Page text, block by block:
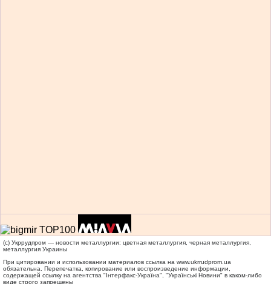
(c) Укррудпром — новости металлургии: цветная металлургия, черная металлургия,
металлургия Украины
При цитировании и использовании материалов ссылка на www.ukrrudprom.ua
обязательна. Перепечатка, копирование или воспроизведение информации,
содержащей ссылку на агентства "Iнтерфакс-Україна", "Українськi Новини" в каком-либо
виде строго запрещены